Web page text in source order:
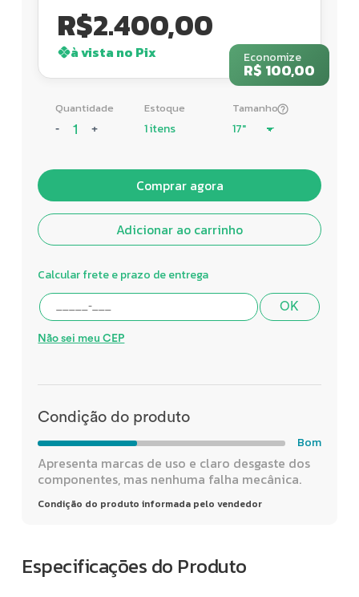
R$2.400,00
à vista no Pix Economize
R$ 100,00
Quantidade
- +
Estoque
1 itens
Tamanho
Comprar agora
Adicionar ao carrinho
Calcular frete e prazo de entrega
OK
Não sei meu CEP
Condição do produto
Bom
Apresenta marcas de uso e claro desgaste dos
componentes, mas nenhuma falha mecânica.
Condição do produto informada pelo vendedor
Especificações do Produto